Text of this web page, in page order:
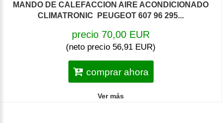
MANDO DE CALEFACCION AIRE ACONDICIONADO
CLIMATRONIC PEUGEOT 607 96 295...
precio 70,00 EUR
(neto precio 56,91 EUR)
comprar ahora
Ver más